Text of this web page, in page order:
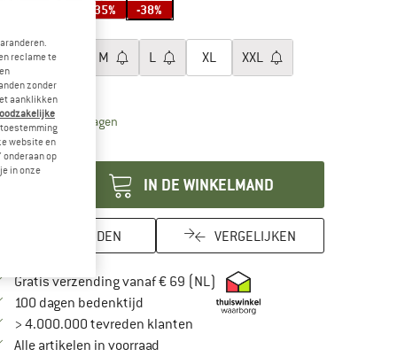
-35% -38%
M L XL XXL
3-5 werkdagenDe link wordt geopend in een infovak en bevat
IN DE WINKELMAND
ONTHOUDEN VERGELIJKEN
Gratis verzending vanaf € 69 (NL) Vind hier de
100 dagen bedenktijdVind de betalingsinformatie hier! Opent in
> 4.000.000 tevreden klanten
Alle artikelen in voorraad
reclame te
zonder
aanklikken
toestemming
website en
onderaan op
in onze